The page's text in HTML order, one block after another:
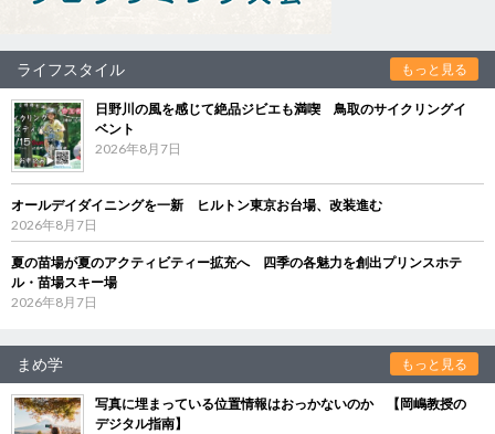
ライフスタイル もっと見る
日野川の風を感じて絶品ジビエも満喫 鳥取のサイクリングイ
ベント
2026年8月7日
オールデイダイニングを一新 ヒルトン東京お台場、改装進む
2026年8月7日
夏の苗場が夏のアクティビティー拡充へ 四季の各魅力を創出プリンスホテ
ル・苗場スキー場
2026年8月7日
まめ学 もっと見る
写真に埋まっている位置情報はおっかないのか 【岡嶋教授の
デジタル指南】